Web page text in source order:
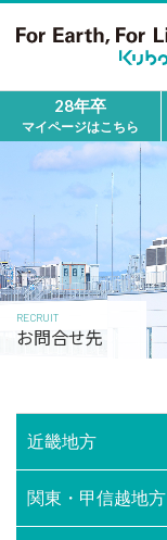
28年卒
マイページはこちら
ホーム
MESSAGE
メッセージ
People
WORK LOCATION
働く場所を知る
RECRUIT
お問合せ先
近畿地方
関東・甲信越地方